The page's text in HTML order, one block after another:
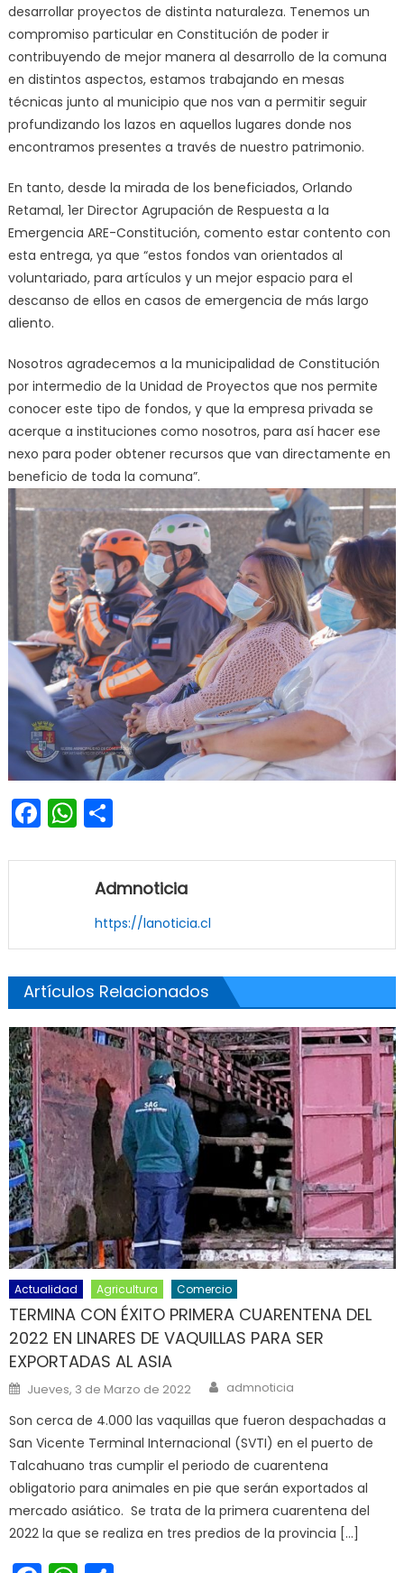
desarrollar proyectos de distinta naturaleza. Tenemos un
compromiso particular en Constitución de poder ir
contribuyendo de mejor manera al desarrollo de la comuna
en distintos aspectos, estamos trabajando en mesas
técnicas junto al municipio que nos van a permitir seguir
profundizando los lazos en aquellos lugares donde nos
encontramos presentes a través de nuestro patrimonio.
En tanto, desde la mirada de los beneficiados, Orlando
Retamal, 1er Director Agrupación de Respuesta a la
Emergencia ARE-Constitución, comento estar contento con
esta entrega, ya que “estos fondos van orientados al
voluntariado, para artículos y un mejor espacio para el
descanso de ellos en casos de emergencia de más largo
aliento.
Nosotros agradecemos a la municipalidad de Constitución
por intermedio de la Unidad de Proyectos que nos permite
conocer este tipo de fondos, y que la empresa privada se
acerque a instituciones como nosotros, para así hacer ese
nexo para poder obtener recursos que van directamente en
beneficio de toda la comuna”.
Facebook
WhatsApp
Share
Admnoticia
https://lanoticia.cl
Artículos Relacionados
Actualidad Agricultura Comercio
TERMINA CON ÉXITO PRIMERA CUARENTENA DEL
2022 EN LINARES DE VAQUILLAS PARA SER
EXPORTADAS AL ASIA
Posted on
Jueves, 3 de Marzo de 2022 Author
admnoticia
Son cerca de 4.000 las vaquillas que fueron despachadas a
San Vicente Terminal Internacional (SVTI) en el puerto de
Talcahuano tras cumplir el periodo de cuarentena
obligatorio para animales en pie que serán exportados al
mercado asiático. Se trata de la primera cuarentena del
2022 la que se realiza en tres predios de la provincia […]